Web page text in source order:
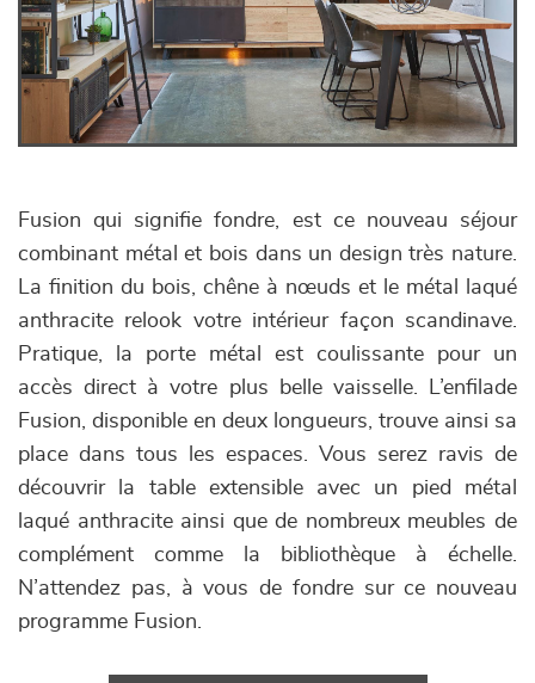
Fusion qui signifie fondre, est ce nouveau séjour
combinant métal et bois dans un design très nature.
La finition du bois, chêne à nœuds et le métal laqué
anthracite relook votre intérieur façon scandinave.
Pratique, la porte métal est coulissante pour un
accès direct à votre plus belle vaisselle. L’enfilade
Fusion, disponible en deux longueurs, trouve ainsi sa
place dans tous les espaces. Vous serez ravis de
découvrir la table extensible avec un pied métal
laqué anthracite ainsi que de nombreux meubles de
complément comme la bibliothèque à échelle.
N’attendez pas, à vous de fondre sur ce nouveau
programme Fusion.